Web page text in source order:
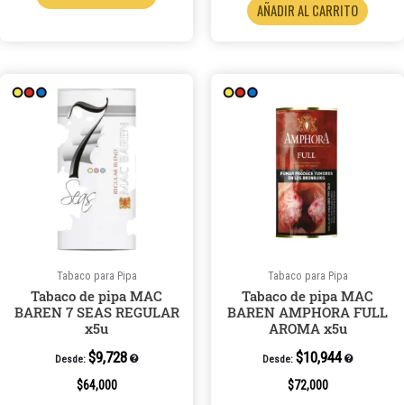
AÑADIR AL CARRITO
Tabaco para Pipa
Tabaco de pipa MAC
BAREN 7 SEAS REGULAR
x5u
Desde: $9,728
$64,000
Tabaco para Pipa
Tabaco de pipa MAC
BAREN AMPHORA FULL
AROMA x5u
Desde: $10,944
$72,000